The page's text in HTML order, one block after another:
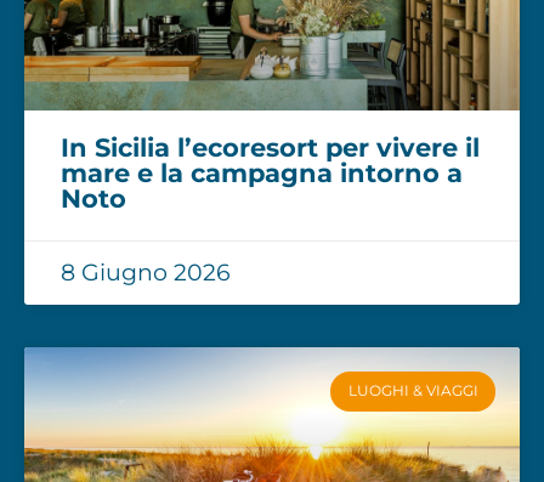
In Sicilia l’ecoresort per vivere il
mare e la campagna intorno a
Noto
8 Giugno 2026
LUOGHI & VIAGGI